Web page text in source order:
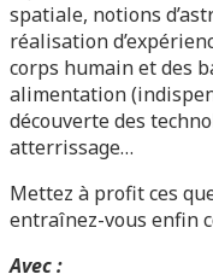
spatiale, notions
réalisation
corps humain et des
alimentation
découverte des
atterrissage…
Mettez à profit ces
entraînez-vous enfin
Avec :